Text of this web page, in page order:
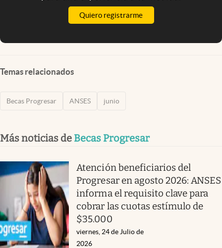
Quiero registrarme
Temas relacionados
Becas Progresar ANSES junio
Más noticias de Becas Progresar
Atención beneficiarios del
Progresar en agosto 2026: ANSES
informa el requisito clave para
cobrar las cuotas estímulo de
$35.000
viernes, 24 de Julio de
2026